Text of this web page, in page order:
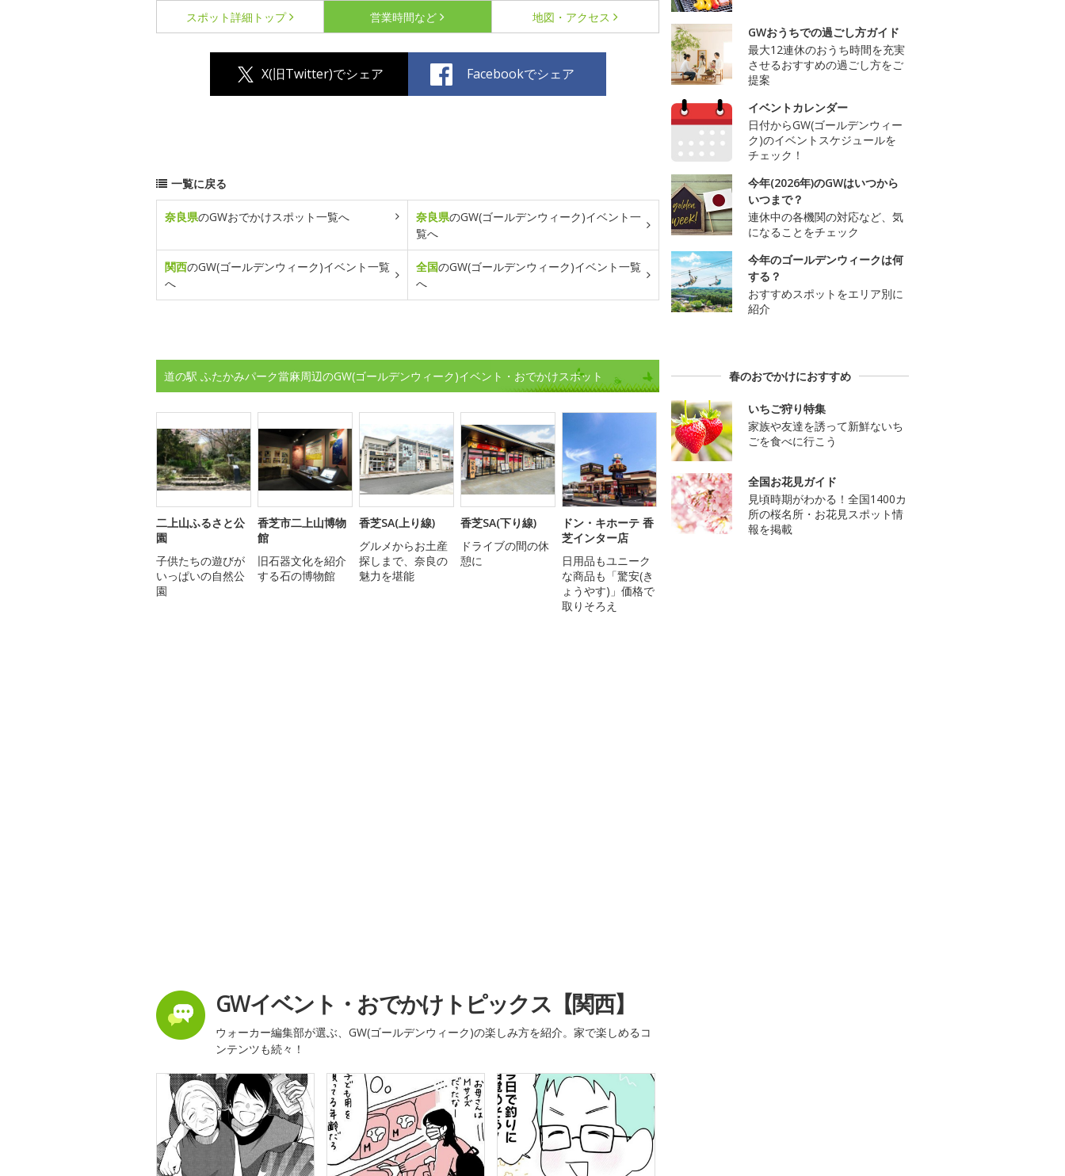
スポット詳細 トップ 営業時間など 地図・アクセス
X(旧Twitter)でシェア Facebookでシェア
一覧に戻る
奈良県のGWおでかけスポット一覧へ 奈良県のGW(ゴールデンウィーク)イベント一
覧へ
関西のGW(ゴールデンウィーク)イベント一覧
へ
全国のGW(ゴールデンウィーク)イベント一覧
へ
道の駅 ふたかみパーク當麻周辺のGW(ゴールデンウィーク)イベント・おでかけスポット
二上山ふるさと公
園
子供たちの遊びが
いっぱいの自然公
園
香芝市二上山博物
館
旧石器文化を紹介
する石の博物館
香芝SA(上り線)
グルメからお土産
探しまで、奈良の
魅力を堪能
香芝SA(下り線)
ドライブの間の休
憩に
ドン・キホーテ 香
芝インター店
日用品もユニーク
な商品も「驚安(き
ょうやす)」価格で
取りそろえ
GWイベント・おでかけトピックス【関西】
ウォーカー編集部が選ぶ、GW(ゴールデンウィーク)の楽しみ方を紹介。家で楽しめるコ
ンテンツも続々！
GWおうちでの過ごし方ガイド
最大12連休のおうち時間を充実
させるおすすめの過ごし方をご
提案
イベントカレンダー
日付からGW(ゴールデンウィー
ク)のイベントスケジュールを
チェック！
今年(2026年)のGWはいつから
いつまで？
連休中の各機関の対応など、気
になることをチェック
今年のゴールデンウィークは何
する？
おすすめスポットをエリア別に
紹介
春のおでかけにおすすめ
いちご狩り特集
家族や友達を誘って新鮮ないち
ごを食べに行こう
全国お花見ガイド
見頃時期がわかる！全国1400カ
所の桜名所・お花見スポット情
報を掲載